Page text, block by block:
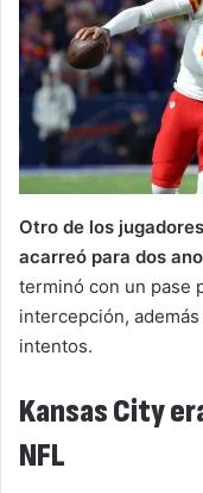
Otro de los
acarreó para dos
terminó con un pase
intercepción,
intentos.
Kansas City
NFL